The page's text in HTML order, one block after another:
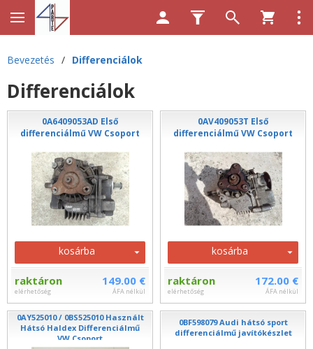
Bevezetés / Differenciálok
Differenciálok
0A6409053AD Első
differenciálmű VW Csoport
kosárba
raktáron
elérhetőség
149.00 €
ÁFA nélkül
0AV409053T Első
differenciálmű VW Csoport
kosárba
raktáron
elérhetőség
172.00 €
ÁFA nélkül
0AY525010 / 0BS525010 Használt
Hátsó Haldex Differenciálmű
VW Csoport
0BF598079 Audi hátsó sport
differenciálmű javítókészlet